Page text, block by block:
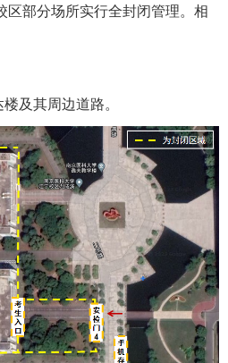
区部分场所实行全封闭管理。相
及其周边道路。